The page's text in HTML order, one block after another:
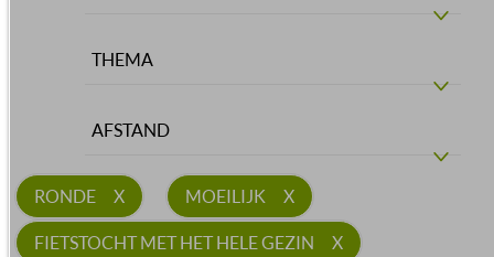
THEMA
AFSTAND
RONDE MOEILIJK
FIETSTOCHT MET HET HELE GEZIN